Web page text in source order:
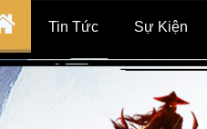
Tin Tức Sự Kiện